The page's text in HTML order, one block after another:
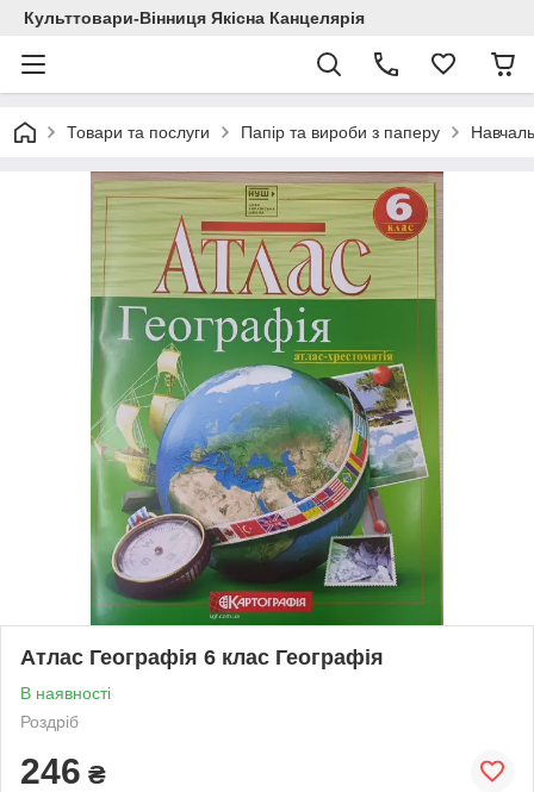
Культтовари-Вінниця Якісна Канцелярія
Товари та послуги Папір та вироби з паперу
Атлас Географія 6 клас Географія
В наявності
Роздріб
246 ₴